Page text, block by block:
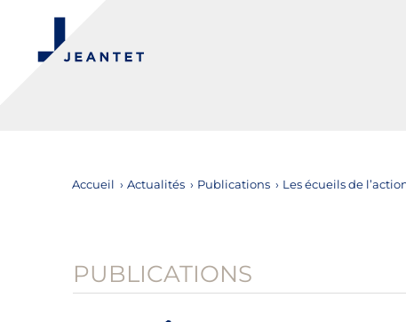
Accueil › Actualités › Publications › Les écueils de
PUBLICATIONS